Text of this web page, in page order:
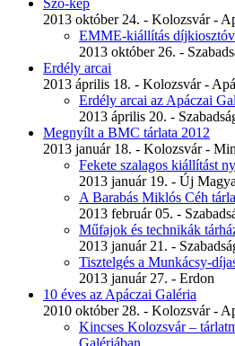
Szó-kép
2013 október 24. - Kolozsvár -
EMME-kiállítás
2013 október 26. -
Erdély arcai
2013 április 18. - Kolozsvár -
Erdély arcai az Apáczai
2013 április 20. -
Megnyílt a BMC tárlata 2012
2013 január 18. - Kolozsvár -
Fekete szalagos kiállítást
2013 január 19. - Új
A Barabás Miklós Céh
2013 február 05. -
Műfajok és technikák
2013 január 21. -
Tisztelgés a Munkácsy-
2013 január 27. - Erdon
10 éves az Apáczai Galéria
2010 október 28. - Kolozsvár -
Kincses Kolozsvár –